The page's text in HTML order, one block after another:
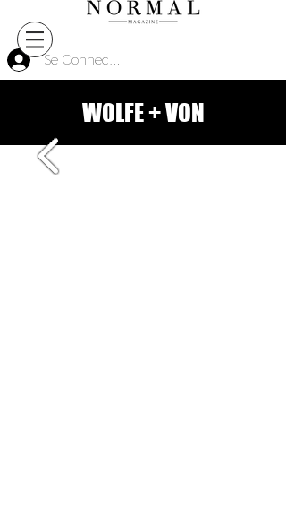
Se Connecter
WOLFE + VON